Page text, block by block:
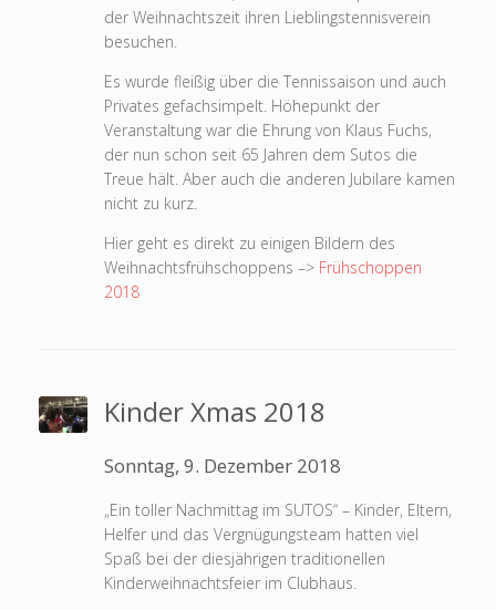
der Weihnachtszeit ihren Lieblingstennisverein
besuchen.
Es wurde fleißig über die Tennissaison und auch
Privates gefachsimpelt. Höhepunkt der
Veranstaltung war die Ehrung von Klaus Fuchs,
der nun schon seit 65 Jahren dem Sutos die
Treue hält. Aber auch die anderen Jubilare kamen
nicht zu kurz.
Hier geht es direkt zu einigen Bildern des
Weihnachtsfrühschoppens –> Frühschoppen
2018
Kinder Xmas 2018
Sonntag, 9. Dezember 2018
„Ein toller Nachmittag im SUTOS“ – Kinder, Eltern,
Helfer und das Vergnügungsteam hatten viel
Spaß bei der diesjährigen traditionellen
Kinderweihnachtsfeier im Clubhaus.